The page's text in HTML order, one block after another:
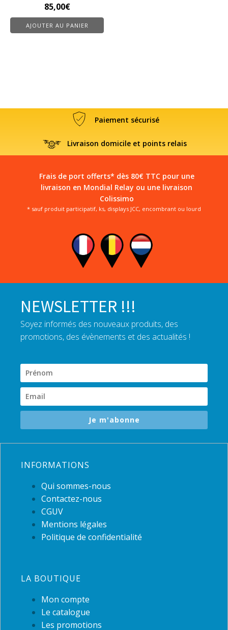
85,00€
AJOUTER AU PANIER
Paiement sécurisé
Livraison domicile et points relais
Frais de port offerts* dès 80€ TTC pour une
livraison en Mondial Relay ou une livraison
Colissimo
* sauf produit participatif, ks, displays JCC, encombrant ou lourd
NEWSLETTER !!!
Soyez informés des nouveaux produits, des
promotions, des évènements et des actualités !
Je m'abonne
INFORMATIONS
Qui sommes-nous
Contactez-nous
CGUV
Mentions légales
Politique de confidentialité
LA BOUTIQUE
Mon compte
Le catalogue
Les promotions